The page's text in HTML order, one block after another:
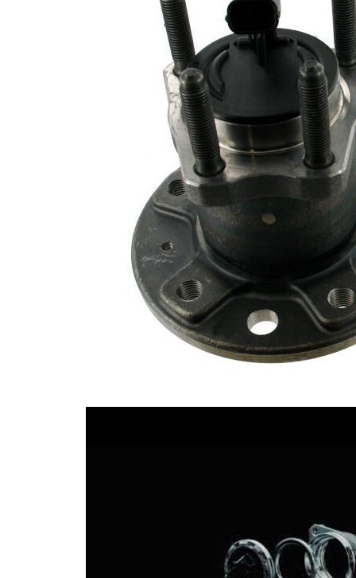
Keréktárcsa
5
Peremátmérő
140 mm
cikk/kiegészítő
Integrált
ABS-
érzékelővel
VKN 604
Alkatrészlista
Cikkszám
Mennyiség
SKF01462 1
SKF04716